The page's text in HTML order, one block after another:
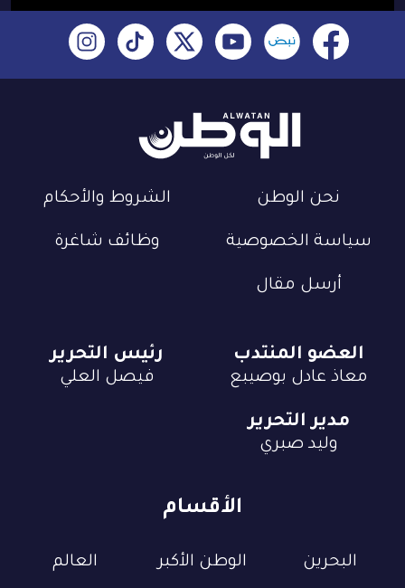
نحن الوطن الشروط والأحكام
سياسة الخصوصية وظائف شاغرة
أرسل مقال
الأقسام
البحرين الوطن الأكبر العالم
العضو المنتدب
معاذ عادل بوصيبع
رئيس التحرير
فيصل العلي
مدير التحرير
وليد صبري